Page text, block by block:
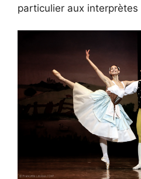
particulier aux